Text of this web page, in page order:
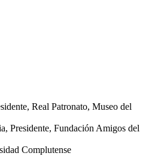
Real Patronato, Museo del
Presidente, Fundación Amigos del
Complutense